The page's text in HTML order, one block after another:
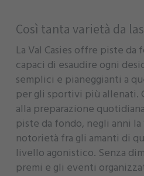
Così tanta varietà da
La Val Casies offre piste da
capaci di esaudire ogni
semplici e pianeggianti a
per gli sportivi più allenati.
alla preparazione
piste da fondo, negli anni
notorietà fra gli amanti di
livello agonistico. Senza
premi e gli eventi